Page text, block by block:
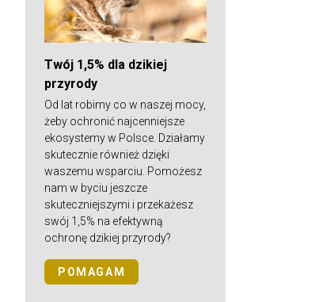
Twój 1,5% dla dzikiej
przyrody
Od lat robimy co w naszej mocy,
żeby ochronić najcenniejsze
ekosystemy w Polsce. Działamy
skutecznie również dzięki
waszemu wsparciu. Pomożesz
nam w byciu jeszcze
skuteczniejszymi i przekażesz
swój 1,5% na efektywną
ochronę dzikiej przyrody?
POMAGAM